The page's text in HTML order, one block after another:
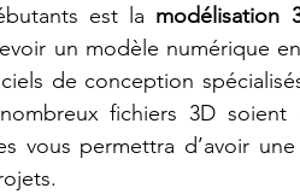
est la modélisation
un modèle numérique
de conception
fichiers 3D soient
vous permettra d’avoir